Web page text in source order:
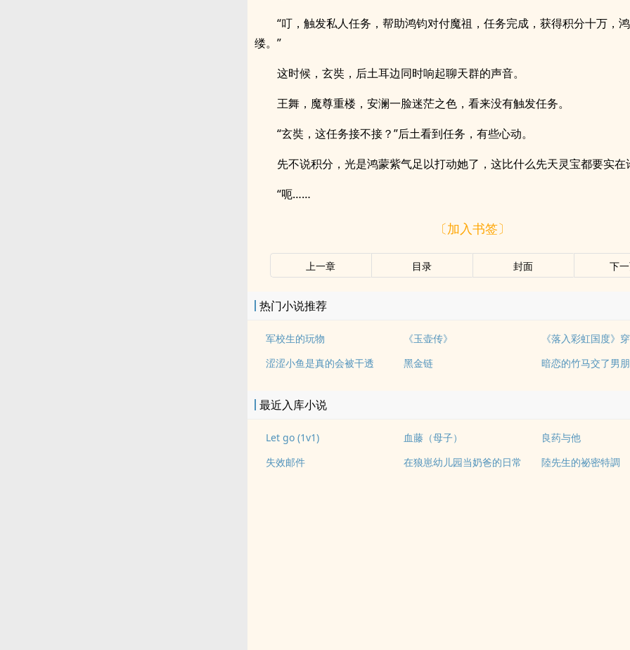
“叮，触发私人任务，帮助鸿钧对付魔祖，任务完成，获得积分十万，
缕。”
这时候，玄奘，后土耳边同时响起聊天群的声音。
王舞，魔尊重楼，安澜一脸迷茫之色，看来没有触发任务。
“玄奘，这任务接不接？”后土看到任务，有些心动。
先不说积分，光是鸿蒙紫气足以打动她了，这比什么先天灵宝都要实在
“呃……
〔加入书签〕
上一章 目录 封面 下
热门小说推荐
军校生的玩物
《玉壶传》
涩涩小鱼是真的会被干透
黑金链
最近入库小说
Let go (1v1) 血藤（母子）
良药与他
失效邮件
在狼崽幼儿园当奶爸的日常 陸先生的祕密特調